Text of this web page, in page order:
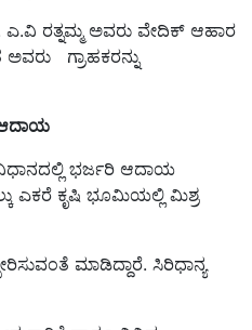
ಎ.ವಿ ರತ್ನಮ್ಮ ಅವರು ವೇದಿಕ್ ಆಹಾರ
ಅವರು
ಗ್ರಾಹಕರನ್ನು
ಆದಾಯ
ಭರ್ಜರಿ ಆದಾಯ
ಎಕರೆ ಕೃಷಿ ಭೂಮಿಯಲ್ಲಿ ಮಿಶ್ರ
ಮಾಡಿದ್ದಾರೆ. ಸಿರಿಧಾನ್ಯ